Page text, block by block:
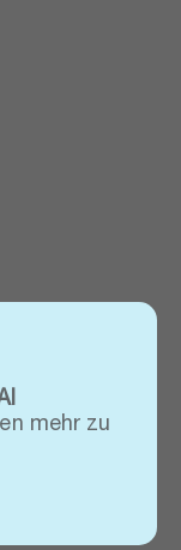
mehr zu